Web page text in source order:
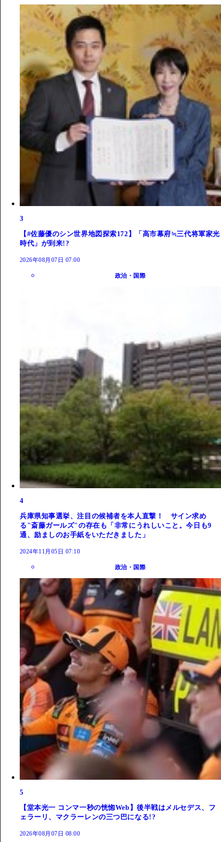
3
【#佐藤優のシン世界地図探索172】「高市幕府≒三代将軍家光
時代」が到来!?
2026年08月07日 07:00
政治・国際
4
兵庫県知事選挙、注目の候補者を本人直撃！ サイン求め
る"斎藤ガールズ"の存在も「非常にうれしいこと。今日も9
通、励ましのお手紙をいただきました」
2024年11月05日 07:10
政治・国際
5
【堂本光一 コンマ一秒の恍惚Web】後半戦はメルセデス、フ
ェラーリ、マクラーレンの三つ巴になる!?
2026年08月07日 08:00